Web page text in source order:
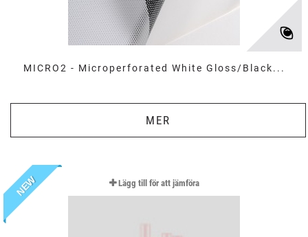
MICRO2 - Microperforated White Gloss/Black...
MER
NEW Lägg till för att jämföra